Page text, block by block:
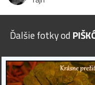
Ďalšie fotky od